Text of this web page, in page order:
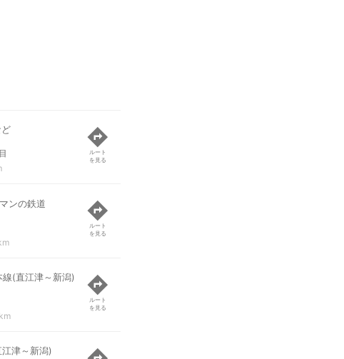
ルート
を見る
ンの鉄道
ルート
を見る
線(直江津～新潟)
ルート
を見る
津～新潟)